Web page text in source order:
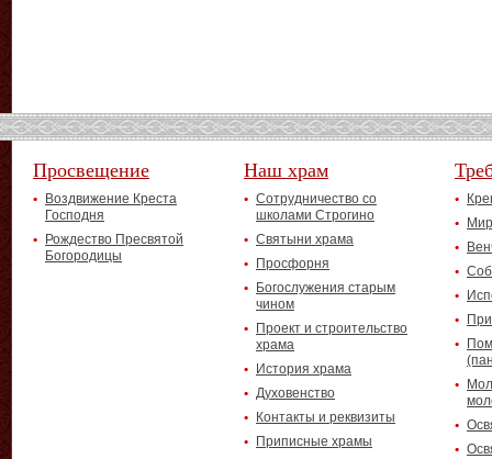
Просвещение
Воздвижение Креста
Господня
Рождество Пресвятой
Богородицы
Наш храм
Сотрудничество со
школами Строгино
Святыни храма
Просфорня
Богослужения старым
чином
Проект и строительство
храма
История храма
Духовенство
Контакты и реквизиты
Приписные храмы